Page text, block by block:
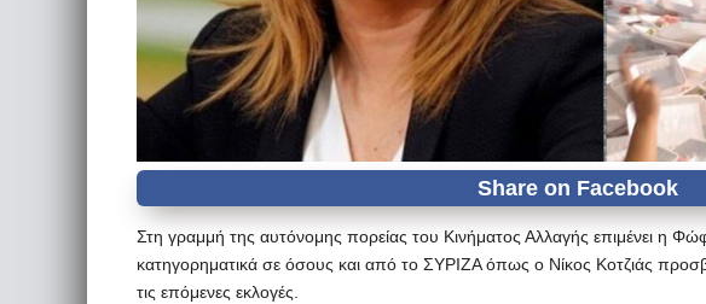
Στη γραμμή της αυτόνομης πορείας του Κινήματος Αλλαγής επιμένει η
κατηγορηματικά σε όσους και από το ΣΥΡΙΖΑ όπως ο Νίκος Κοτζιάς
τις επόμενες εκλογές.